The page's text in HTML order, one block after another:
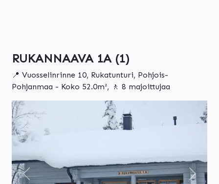
RUKANNAAVA 1A (1)
📍 Vuosselinrinne 10, Rukatunturi, Pohjois-
Pohjanmaa - Koko 52.0m², 🚶 8 majoittujaa
Edellinen